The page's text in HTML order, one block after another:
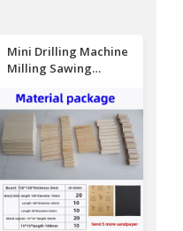
Mini Drilling Machine
Milling Sawing
Teaching Mini Group